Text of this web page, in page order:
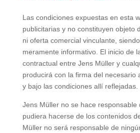
Las condiciones expuestas en esta
publicitarias y no constituyen objeto
ni oferta comercial vinculante,
meramente informativo. El inicio de
contractual entre Jens Müller y
producirá con la firma del necesario
y bajo las condiciones allí reflejadas.
Jens Müller no se hace responsable
pudiera hacerse de los contenidos
Müller no será responsable de